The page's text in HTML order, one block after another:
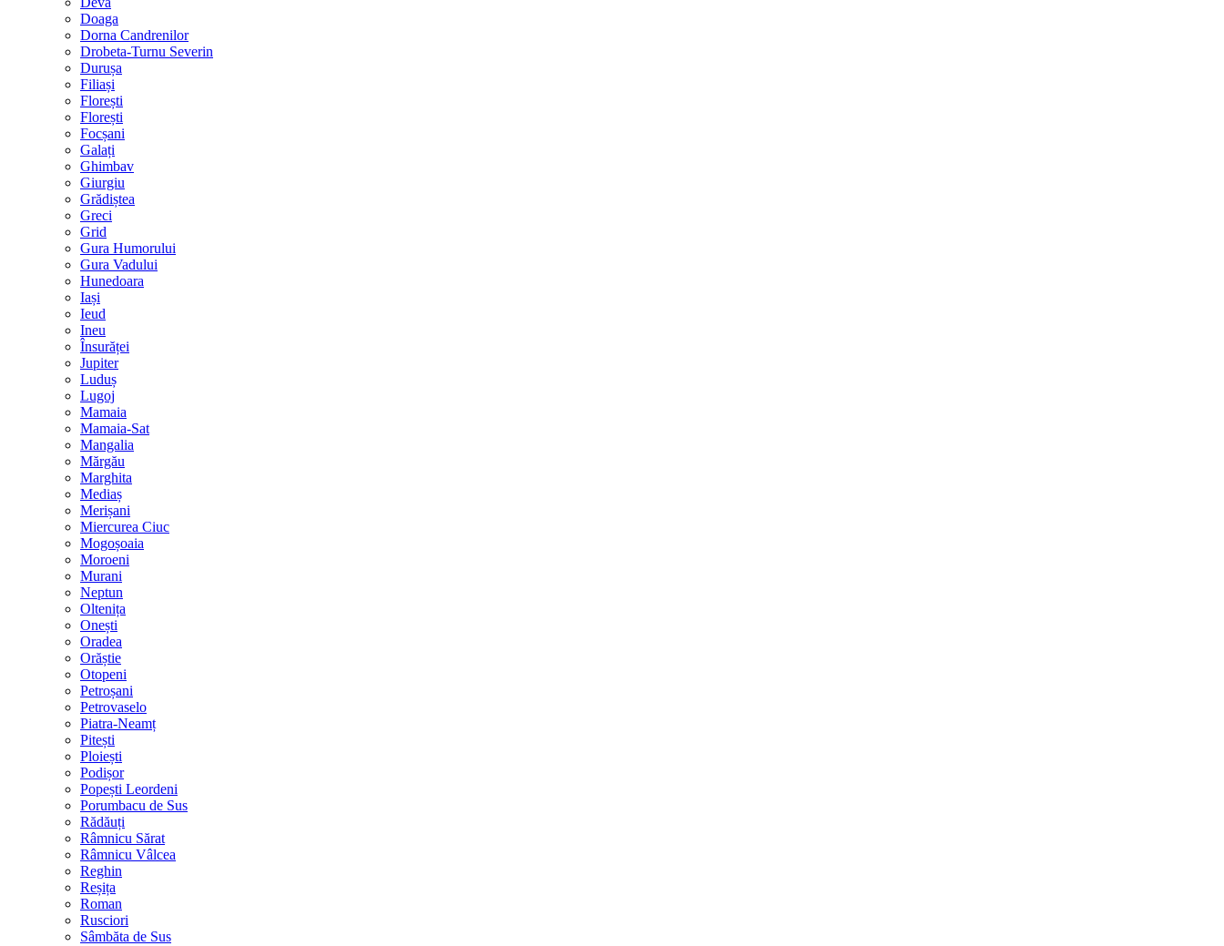
Doaga
Dorna Candrenilor
Drobeta-Turnu Severin
Durușa
Filiași
Florești
Florești
Focșani
Galați
Ghimbav
Giurgiu
Grădiștea
Greci
Grid
Gura Humorului
Gura Vadului
Hunedoara
Iași
Ieud
Ineu
Însurăței
Jupiter
Luduș
Lugoj
Mamaia
Mamaia-Sat
Mangalia
Mărgău
Marghita
Mediaș
Merișani
Miercurea Ciuc
Mogoșoaia
Moroeni
Murani
Neptun
Oltenița
Onești
Oradea
Orăștie
Otopeni
Petroșani
Petrovaselo
Piatra-Neamț
Pitești
Ploiești
Podișor
Popești Leordeni
Porumbacu de Sus
Rădăuți
Râmnicu Sărat
Râmnicu Vâlcea
Reghin
Reșița
Roman
Rusciori
Sâmbăta de Sus